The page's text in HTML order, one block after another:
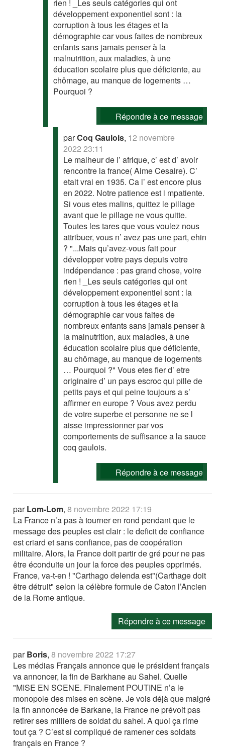
rien ! _Les seuls catégories qui ont
développement exponentiel sont : la
corruption à tous les étages et la
démographie car vous faites de nombreux
enfants sans jamais penser à la
malnutrition, aux maladies, à une
éducation scolaire plus que déficiente, au
chômage, au manque de logements …
Pourquoi ?
Répondre à ce message
parCoq Gaulois, 12 novembre
2022 23:11
Le malheur de l’ afrique, c’ est d’ avoir
rencontre la france( Aime Cesaire). C’
etait vrai en 1935. Ca l’ est encore plus
en 2022. Notre patience est i mpatiente.
Si vous etes malins, quittez le pillage
avant que le pillage ne vous quitte.
Toutes les tares que vous voulez nous
attribuer, vous n’ avez pas une part, ehin
? "...Mais qu’avez-vous fait pour
développer votre pays depuis votre
indépendance : pas grand chose, voire
rien ! _Les seuls catégories qui ont
développement exponentiel sont : la
corruption à tous les étages et la
démographie car vous faites de
nombreux enfants sans jamais penser à
la malnutrition, aux maladies, à une
éducation scolaire plus que déficiente,
au chômage, au manque de logements
… Pourquoi ?" Vous etes fier d’ etre
originaire d’ un pays escroc qui pille de
petits pays et qui peine toujours a s’
affirmer en europe ? Vous avez perdu
de votre superbe et personne ne se l
aisse impressionner par vos
comportements de suffisance a la sauce
coq gaulois.
Répondre à ce message
parLom-Lom,8 novembre 2022 17:19
La France n’a pas à tourner en rond pendant que le
message des peuples est clair : le deficit de confiance
est criard et sans confiance, pas de coopération
militaire. Alors, la France doit partir de gré pour ne pas
être éconduite un jour la force des peuples opprimés.
France, va-t-en ! "Carthago delenda est"(Carthage doit
être détruit" selon la célèbre formule de Caton l’Ancien
de la Rome antique.
Répondre à ce message
parBoris,8 novembre 2022 17:27
Les médias Français annonce que le président français
va annoncer, la fin de Barkhane au Sahel. Quelle
"MISE EN SCENE. Finalement POUTINE n’a le
monopole des mises en scène. Je vois déjà que malgré
la fin annoncée de Barkane, la France ne prévoit pas
retirer ses milliers de soldat du sahel. A quoi ça rime
tout ça ? C’est si compliqué de ramener ces soldats
français en France ?